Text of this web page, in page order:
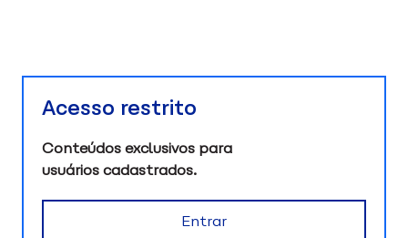
Acesso restrito
Conteúdos exclusivos para
usuários cadastrados.
Entrar